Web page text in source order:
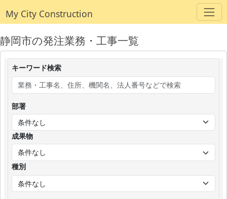
My City Construction
静岡市の発注業務・工事一覧
キーワード検索
部署
成果物
種別